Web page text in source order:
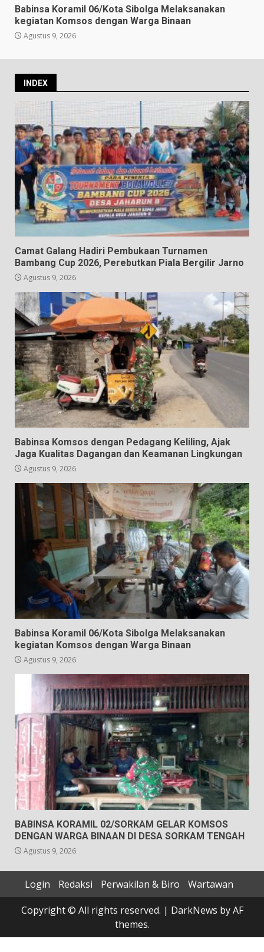
Babinsa Koramil 06/Kota Sibolga Melaksanakan
kegiatan Komsos dengan Warga Binaan
Agustus 9, 2026
INDEX
Camat Galang Hadiri Pembukaan Turnamen
Bambang Cup 2026, Perebutkan Piala Bergilir Jarno
Agustus 9, 2026
Babinsa Komsos dengan Pedagang Keliling, Ajak
Jaga Kualitas Dagangan dan Keamanan Lingkungan
Agustus 9, 2026
Babinsa Koramil 06/Kota Sibolga Melaksanakan
kegiatan Komsos dengan Warga Binaan
Agustus 9, 2026
BABINSA KORAMIL 02/SORKAM GELAR KOMSOS
DENGAN WARGA BINAAN DI DESA SORKAM TENGAH
Agustus 9, 2026
Login Redaksi Perwakilan & Biro
Wartawan
Copyright © All rights reserved. | DarkNews by AF
themes.